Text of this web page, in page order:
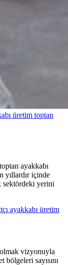
üretim toptan
ayakkabı
yıllardır içinde
sektördeki yerini
ayakkabı üretim
olmak vizyonuyla
sayısını